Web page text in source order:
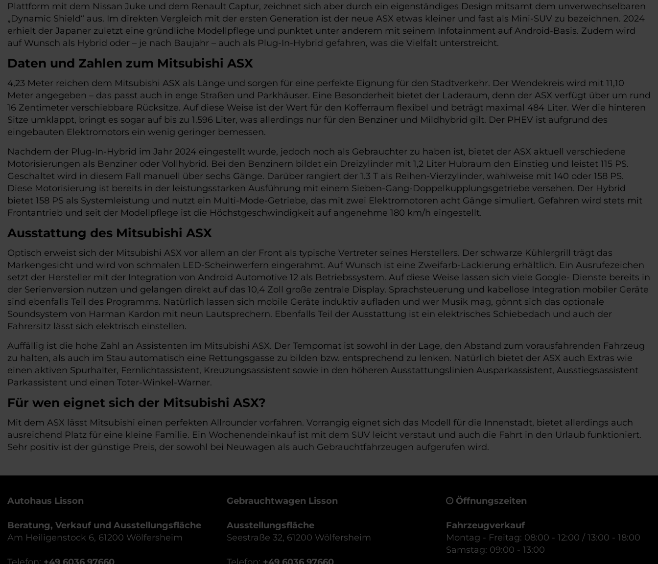
Plattform mit dem Nissan Juke und dem Renault Captur, zeichnet sich aber durch ein eigenständiges Design mitsamt dem unverwechselbaren
„Dynamic Shield“ aus. Im direkten Vergleich mit der ersten Generation ist der neue ASX etwas kleiner und fast als Mini-SUV zu bezeichnen. 2024
erhielt der Japaner zuletzt eine gründliche Modellpflege und punktet unter anderem mit seinem Infotainment auf Android-Basis. Zudem wird
auf Wunsch als Hybrid oder – je nach Baujahr – auch als Plug-In-Hybrid gefahren, was die Vielfalt unterstreicht.
Daten und Zahlen zum Mitsubishi ASX
4,23 Meter reichen dem Mitsubishi ASX als Länge und sorgen für eine perfekte Eignung für den Stadtverkehr. Der Wendekreis wird mit 11,10
Meter angegeben – das passt auch in enge Straßen und Parkhäuser. Eine Besonderheit bietet der Laderaum, denn der ASX verfügt über um rund
16 Zentimeter verschiebbare Rücksitze. Auf diese Weise ist der Wert für den Kofferraum flexibel und beträgt maximal 484 Liter. Wer die hinteren
Sitze umklappt, bringt es sogar auf bis zu 1.596 Liter, was allerdings nur für den Benziner und Mildhybrid gilt. Der PHEV ist aufgrund des
eingebauten Elektromotors ein wenig geringer bemessen.
Nachdem der Plug-In-Hybrid im Jahr 2024 eingestellt wurde, jedoch noch als Gebrauchter zu haben ist, bietet der ASX aktuell verschiedene
Motorisierungen als Benziner oder Vollhybrid. Bei den Benzinern bildet ein Dreizylinder mit 1,2 Liter Hubraum den Einstieg und leistet 115 PS.
Geschaltet wird in diesem Fall manuell über sechs Gänge. Darüber rangiert der 1.3 T als Reihen-Vierzylinder, wahlweise mit 140 oder 158 PS.
Diese Motorisierung ist bereits in der leistungsstarken Ausführung mit einem Sieben-Gang-Doppelkupplungsgetriebe versehen. Der Hybrid
bietet 158 PS als Systemleistung und nutzt ein Multi-Mode-Getriebe, das mit zwei Elektromotoren acht Gänge simuliert. Gefahren wird stets mit
Frontantrieb und seit der Modellpflege ist die Höchstgeschwindigkeit auf angenehme 180 km/h eingestellt.
Ausstattung des Mitsubishi ASX
Optisch erweist sich der Mitsubishi ASX vor allem an der Front als typische Vertreter seines Herstellers. Der schwarze Kühlergrill trägt das
Markengesicht und wird von schmalen LED-Scheinwerfern eingerahmt. Auf Wunsch ist eine Zweifarb-Lackierung erhältlich. Ein Ausrufezeichen
setzt der Hersteller mit der Integration von Android Automotive 12 als Betriebssystem. Auf diese Weise lassen sich viele Google- Dienste bereits in
der Serienversion nutzen und gelangen direkt auf das 10,4 Zoll große zentrale Display. Sprachsteuerung und kabellose Integration mobiler Geräte
sind ebenfalls Teil des Programms. Natürlich lassen sich mobile Geräte induktiv aufladen und wer Musik mag, gönnt sich das optionale
Soundsystem von Harman Kardon mit neun Lautsprechern. Ebenfalls Teil der Ausstattung ist ein elektrisches Schiebedach und auch der
Fahrersitz lässt sich elektrisch einstellen.
Auffällig ist die hohe Zahl an Assistenten im Mitsubishi ASX. Der Tempomat ist sowohl in der Lage, den Abstand zum vorausfahrenden Fahrzeug
zu halten, als auch im Stau automatisch eine Rettungsgasse zu bilden bzw. entsprechend zu lenken. Natürlich bietet der ASX auch Extras wie
einen aktiven Spurhalter, Fernlichtassistent, Kreuzungsassistent sowie in den höheren Ausstattungslinien Ausparkassistent, Ausstiegsassistent
Parkassistent und einen Toter-Winkel-Warner.
Für wen eignet sich der Mitsubishi ASX?
Mit dem ASX lässt Mitsubishi einen perfekten Allrounder vorfahren. Vorrangig eignet sich das Modell für die Innenstadt, bietet allerdings auch
ausreichend Platz für eine kleine Familie. Ein Wochenendeinkauf ist mit dem SUV leicht verstaut und auch die Fahrt in den Urlaub funktioniert.
Sehr positiv ist der günstige Preis, der sowohl bei Neuwagen als auch Gebrauchtfahrzeugen aufgerufen wird.
Autohaus Lisson
Beratung, Verkauf und Ausstellungsfläche
Am Heiligenstock 6, 61200 Wölfersheim
Telefon: +49 6036 97660
Gebrauchtwagen Lisson
Ausstellungsfläche
Seestraße 32, 61200 Wölfersheim
Telefon: +49 6036 97660
Öffnungszeiten
Fahrzeugverkauf
Montag - Freitag: 08:00 - 12:00 / 13:00 - 18:00
Samstag: 09:00 - 13:00